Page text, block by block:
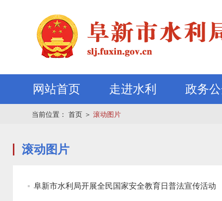
网站首页 走进水利 政务
当前位置： 首页 ＞ 滚动图片
滚动图片
阜新市水利局开展全民国家安全教育日普法宣传活动